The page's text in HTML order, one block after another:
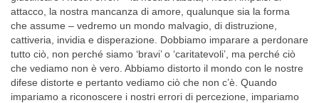
attacco, la nostra mancanza di amore, qualunque sia la forma
che assume – vedremo un mondo malvagio, di distruzio­ne,
cattiveria, invidia e disperazione. Dobbiamo imparare a perdonare
tutto ciò, non perché siamo ‘bravi’ o ‘caritatevoli’, ma perché ciò
che vediamo non è vero. Abbiamo distorto il mondo con le nostre
difese distorte e pertanto vediamo ciò che non c’è. Quando
impariamo a ri­conoscere i nostri errori di percezione, impariamo